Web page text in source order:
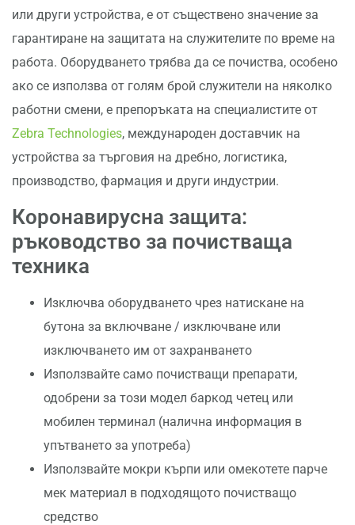
или други устройства, е от съществено значение за
гарантиране на защитата на служителите по време на
работа. Оборудването трябва да се почиства, особено
ако се използва от голям брой служители на няколко
работни смени, е препоръката на специалистите от
Zebra Technologies, международен доставчик на
устройства за търговия на дребно, логистика,
производство, фармация и други индустрии.
Коронавирусна защита:
ръководство за почистваща
техника
Изключва оборудването чрез натискане на
бутона за включване / изключване или
изключването им от захранването
Използвайте само почистващи препарати,
одобрени за този модел баркод четец или
мобилен терминал (налична информация в
упътването за употреба)
Използвайте мокри кърпи или омекотете парче
мек материал в подходящото почистващо
средство